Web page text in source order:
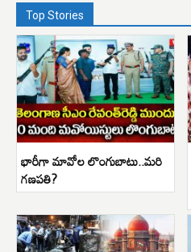
Top Stories
భారీగా మావోల లొంగుబాటు..మరి
గణపతి?